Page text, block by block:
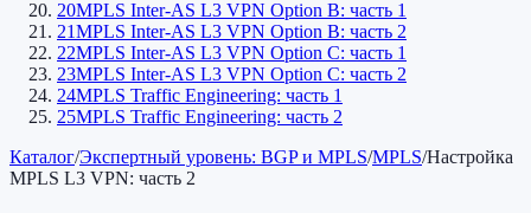
20MPLS Inter-AS L3 VPN Option B: часть 1
21MPLS Inter-AS L3 VPN Option B: часть 2
22MPLS Inter-AS L3 VPN Option C: часть 1
23MPLS Inter-AS L3 VPN Option C: часть 2
24MPLS Traffic Engineering: часть 1
25MPLS Traffic Engineering: часть 2
Каталог/Экспертный уровень: BGP и MPLS/MPLS/Настройка
MPLS L3 VPN: часть 2